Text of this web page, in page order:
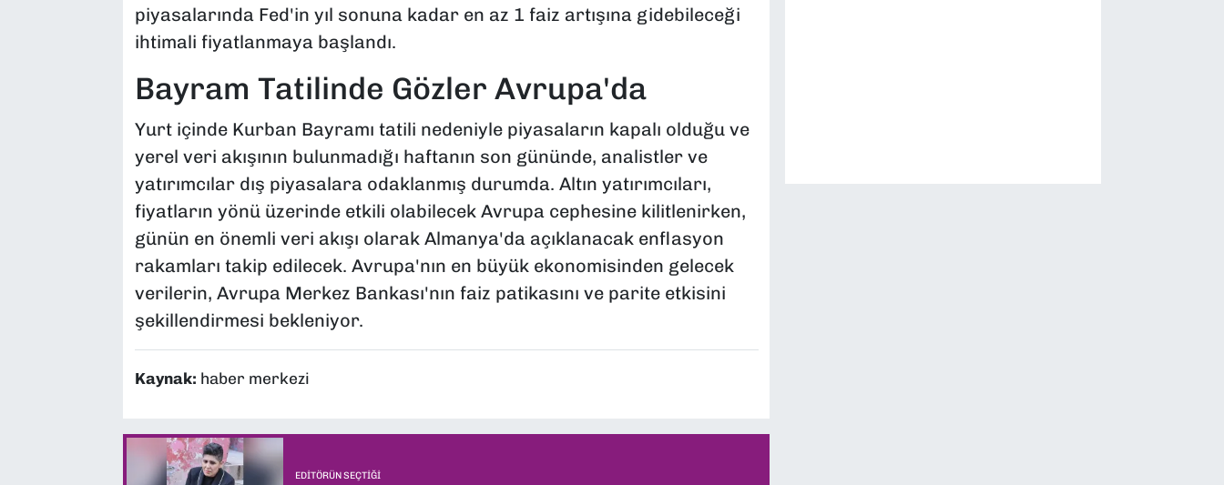
piyasalarında Fed'in yıl sonuna kadar en az 1 faiz artışına gidebileceği
ihtimali fiyatlanmaya başlandı.
Bayram Tatilinde Gözler Avrupa'da
Yurt içinde Kurban Bayramı tatili nedeniyle piyasaların kapalı olduğu ve
yerel veri akışının bulunmadığı haftanın son gününde, analistler ve
yatırımcılar dış piyasalara odaklanmış durumda. Altın yatırımcıları,
fiyatların yönü üzerinde etkili olabilecek Avrupa cephesine kilitlenirken,
günün en önemli veri akışı olarak Almanya'da açıklanacak enflasyon
rakamları takip edilecek. Avrupa'nın en büyük ekonomisinden gelecek
verilerin, Avrupa Merkez Bankası'nın faiz patikasını ve parite etkisini
şekillendirmesi bekleniyor.
Kaynak: haber merkezi
EDITÖRÜN SEÇTIĞI